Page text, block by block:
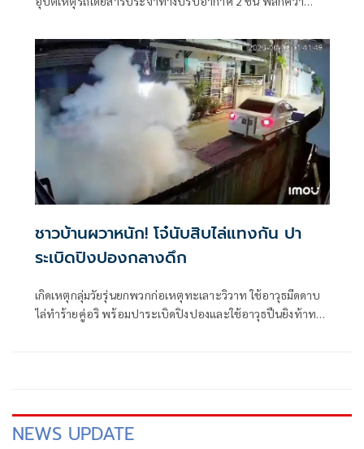
129+900
ชาวบ้านผวาหนัก! โจ๋นับสิบไล่แทงกัน ปา
ระเบิดปิงปองกลางดึก
เกิดเหตุกลุ่มวัยรุ่นยกพวกก่อเหตุทะเลาะวิวาท ใช้อาวุธมีดดาบ
ไล่ทำร้ายคู่อริ พร้อมปาระเบิดปิงปองและใช้อาวุธปืนยิงท้าทาย
NEWS UPDATE